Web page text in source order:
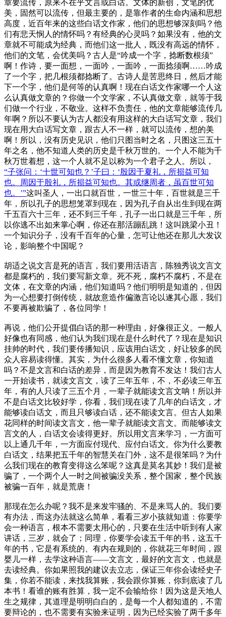
章要流传，原来不在乎文言或白话。文体的新创，文笔的优
美，固然可以流传，但最主要的，是靠作者的生命内涵和思想
高度，近百年来的这些白话文作家，他们的思想够深刻吗？他
们有悲天悯人的情怀吗？有经典的心灵吗？如果没有，他的文
章就不可能成为经典，而他们这一批人，既没有高远的情怀，
他们的文笔，会优美吗？古人是“吟成一个字，捻断数根须”
啊！作诗，要一面想，一面吟，一面吟，一面捻须啊……吟成
了一个字，把几根须都捻断了。古诗人是苦思终日，然后才能
下一个字，他们是何等的认真啊！现在白话文作家哪一个人这
么认真做文章的？你做一个文学家，不认真做文章，就等于我
们做一个行业，不敬业。这样不负责任，他的文章能够流传几
年啊？所以不要认为古人都没有用这样的大白话写文章，我们
现在用大白话写文章，跟古人不一样，就可以流传，想的美
啊！所以，没有历史见识，他们只图当时之名，只图这三五十
年之名，他不知道人类的历史是千秋万世的。一个人不能为千
秋万世着想，这一个人就不足以称为一个君子之人。所以，
“子张问：‘十世可知也？’子曰：‘殷因于夏礼，所损益可知
也。周因于殷礼，所损益可知也。其或继周者，虽百世可知
也。’”这叫圣人，一出口就百世，一世三十年，百世就是三千
年，所以孔子的思想笼罩到现在，因为孔子自从出生到现在两
千五百六十三年，还不到三千年，孔子一出口就是三千年，所
以你逃不出如来掌心啊，你还在那活蹦乱跳！这叫跳梁小丑！
一个知识分子，没有千百年的心量，怎可让他还在那儿大发议
论，影响整个中国呢？
胡适之说文言是死的语言，我们要用活语言，陈独秀说文言文
都是腐朽的，我们要写新文章。死不死，腐朽不腐朽，不是在
文体，在文章的内涵，他们知道吗？他们明明是知道的，但因
为一心想要打倒传统，就故意造作偏激言论以遂其心愿，我们
不要再被欺骗了，各位同学！
再说，他们公开提倡白话的那一种理由，好像很正义。一般人
好像也有同感，他们认为我们现在是什么时代了？现在是知识
挂帅的时代，我们要传播知识，应该用白话文，好让较多的民
众人容易读得懂。其实，为什么很多人看不懂文章，你知道
吗？不是文言和白话的差异，而是因为教育不发达！我们古人
一开始读书，就读文言文，读了三年五年，不，不必读三年五
年，有的人只读了三五个月，一辈子就能读文言文呐！所以并
不是白话文比较好学，你看，我们现在读了几年的白话文，才
能够读白话文，而且只够读白话，还不能读文言。但古人如果
花同样的时间读文言文，他一辈子就能读文言文。而能够读文
言文的人，白话文会读得更好。所以用文言来学习，一方面可
以上通几千年，一方面应付现代、应付白话文。你为什么要教
白话文，结果把五千年的智慧关在门外，这不是很笨吗？为什
么我们现在的教育变得这么笨呢？这真是莫名其妙！我们是被
骗了，一个两个人一时之间被骗没关系，整个国家，整个民族
被骗一百年，就是荒唐！
那现在怎么办呢？我不是来发牢骚的、不是来骂人的。我们要
有办法，而这办法就这么简单，看看三岁小孩就知道：你要学
会一种语言，根本不需要太用心的，只要在生活中听到有人家
讲话，三岁，就会了；同理，你要学会读五千年的书，这五千
年的书，它是有系统的、有内在规则的，你就花三年时间，跟
婴儿一样，去学这种语言——文言文，最好的文言文，也就是
去读经典。你如果照我的建议去立志，保证三年你会读经史子
集，你若不能读，来找我算账，我会跟你算账，你到底读了几
本书！看谁的账有胜算，我一定不会输给你！因为这是天地人
生之规律，其道理是明明白白的，是每一个人都知道的，不需
要辩论的，也不需要有实验来证明，因为已经实验了两千多年